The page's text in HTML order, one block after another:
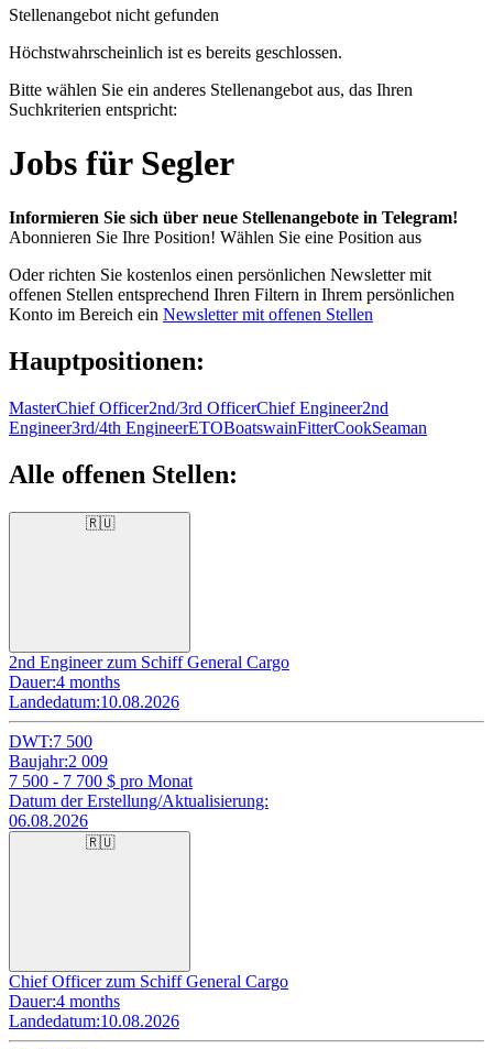
Stellenangebot nicht gefunden
Höchstwahrscheinlich ist es bereits geschlossen.
Bitte wählen Sie ein anderes Stellenangebot aus, das Ihren
Suchkriterien entspricht:
Jobs für Segler
Informieren Sie sich über neue Stellenangebote in Telegram!
Abonnieren Sie Ihre Position! Wählen Sie eine Position aus
Oder richten Sie kostenlos einen persönlichen Newsletter mit
offenen Stellen entsprechend Ihren Filtern in Ihrem persönlichen
Konto im Bereich ein Newsletter mit offenen Stellen
Hauptpositionen:
MasterChief Officer2nd/3rd OfficerChief Engineer2nd
Engineer3rd/4th EngineerETOBoatswainFitterCookSeaman
Alle offenen Stellen:
🇷🇺
2nd Engineer zum Schiff General Cargo
Dauer:4 months
Landedatum:10.08.2026
DWT:7 500
Baujahr:2 009
7 500 - 7 700 $ pro Monat
Datum der Erstellung/Aktualisierung:
06.08.2026
🇷🇺
Chief Officer zum Schiff General Cargo
Dauer:4 months
Landedatum:10.08.2026